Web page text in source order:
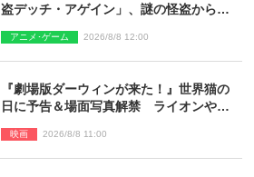
盗デッチ・アゲイン」、謎の怪盗から不
アニメ･ゲーム 2026/8/8 12:00
『劇場版ダーウィンが来た！』世界猫の
日に予告＆場面写真解禁 ライオンやマ
映画 2026/8/8 11:00